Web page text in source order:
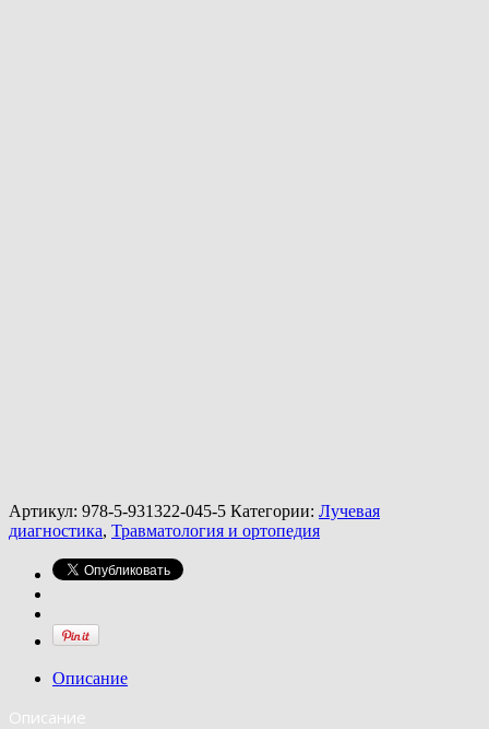
Артикул: 978-5-931322-045-5 Категории: Лучевая
диагностика, Травматология и ортопедия
Описание
Описание